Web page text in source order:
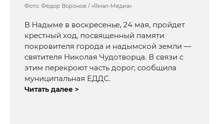
Фото: Фёдор Воронов / «Ямал-Медиа»
В Надыме в воскресенье, 24 мая, пройдет
крестный ход, посвященный памяти
покровителя города и надымской земли —
святителя Николая Чудотворца. В связи с
этим перекроют часть дорог, сообщила
муниципальная ЕДДС.
Читать далее >